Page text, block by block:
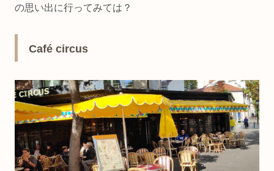
の思い出に行ってみては？
Café circus